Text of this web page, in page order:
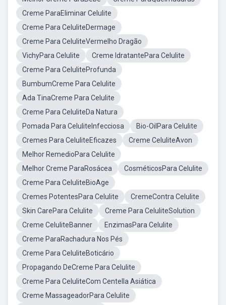
Creme ParaEliminar Celulite
Creme Para CeluliteDermage
Creme Para CeluliteVermelho Dragão
VichyPara Celulite
Creme IdratantePara Celulite
Creme Para CeluliteProfunda
BumbumCreme Para Celulite
Ada TinaCreme Para Celulite
Creme Para CeluliteDa Natura
Pomada Para CeluliteInfecciosa
Bio-OilPara Celulite
Cremes Para CeluliteEficazes
Creme CeluliteAvon
Melhor RemedioPara Celulite
Melhor Creme ParaRosácea
CosméticosPara Celulite
Creme Para CeluliteBioAge
Cremes PotentesPara Celulite
CremeContra Celulite
Skin CarePara Celulite
Creme Para CeluliteSolution
Creme CeluliteBanner
EnzimasPara Celulite
Creme ParaRachadura Nos Pés
Creme Para CeluliteBoticário
Propagando DeCreme Para Celulite
Creme Para CeluliteCom Centella Asiática
Creme MassageadorPara Celulite